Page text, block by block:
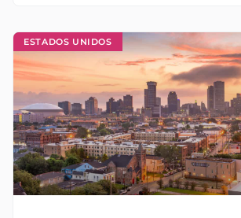
ESTADOS UNIDOS